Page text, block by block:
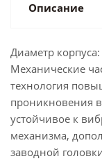
Описание
Диаметр
Механические
технология
проникновения
устойчивое к
механизма,
заводной